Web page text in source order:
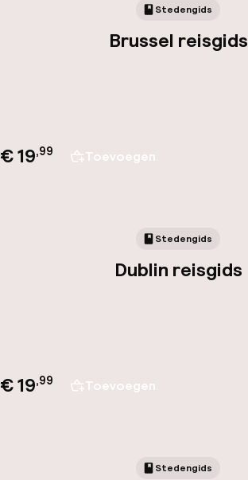
Stedengids
Brussel reisgids
€ 19,99 Toevoegen
Stedengids
Dublin reisgids
€ 19,99 Toevoegen
Stedengids